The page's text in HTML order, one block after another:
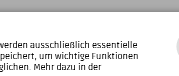
Telefon 07175 99820-0
ausschließlich essentielle
um wichtige Funktionen
Mehr dazu in der